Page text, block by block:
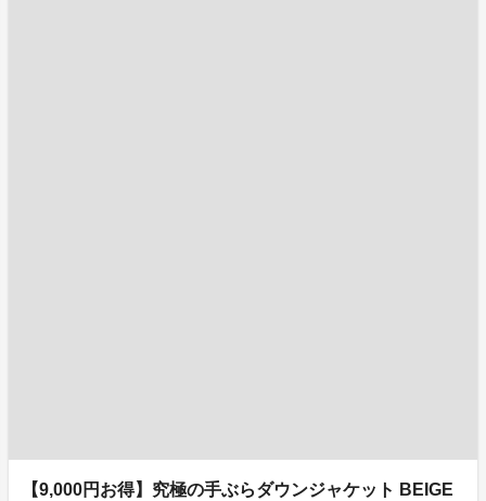
【9,000円お得】究極の手ぶらダウンジャケット BEIGE